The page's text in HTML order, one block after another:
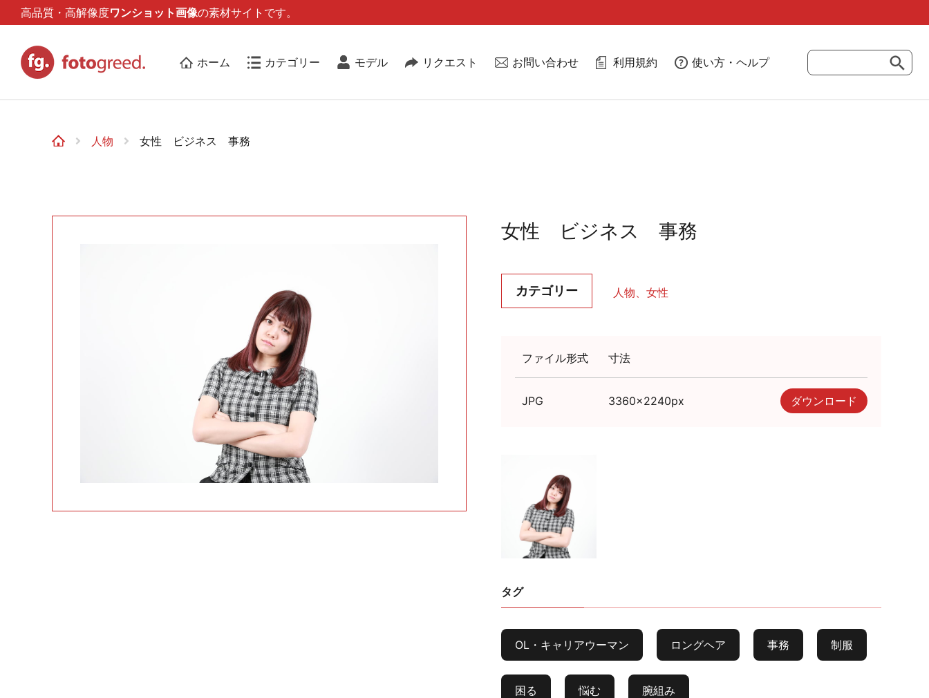
高品質・高解像度ワンショット画像の素材サイトです。
ホーム カテゴリー モデル リクエスト お問い合わせ 利用規約 使い方・ヘルプ
人物 女性 ビジネス 事務
女性 ビジネス 事務
カテゴリー 人物 女性
ファイル形式 寸法
JPG 3360×2240px ダウンロード
タグ
OL・キャリアウーマン ロングヘア 事務 制服
困る 悩む 腕組み